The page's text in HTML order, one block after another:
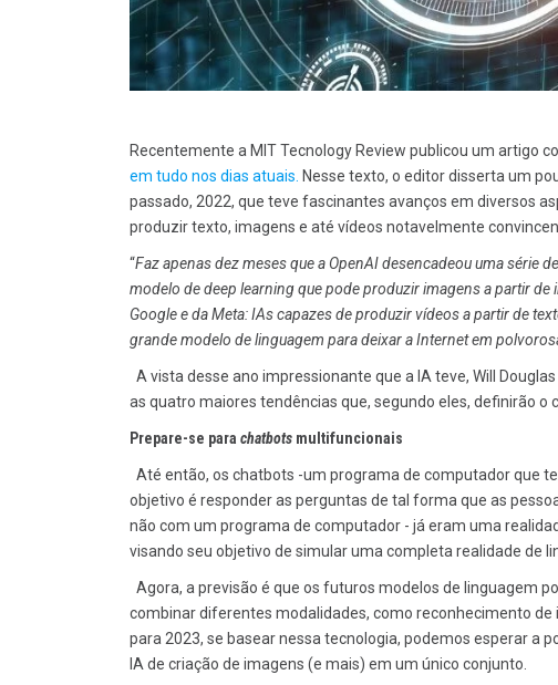
Recentemente a MIT Tecnology Review publicou um artigo
em tudo nos dias atuais. Nesse texto, o editor disserta um
passado, 2022, que teve fascinantes avanços em diversos
produzir texto, imagens e até vídeos notavelmente
“Faz apenas dez meses que a OpenAI desencadeou uma série
modelo de deep learning que pode produzir imagens a partir
Google e da Meta: IAs capazes de produzir vídeos a partir de
grande modelo de linguagem para deixar a Internet em
A vista desse ano impressionante que a IA teve, Will
as quatro maiores tendências que, segundo eles, definirão o
Prepare-se para chatbots multifuncionais
Até então, os chatbots -um programa de computador que
objetivo é responder as perguntas de tal forma que as
não com um programa de computador­ - já eram uma
visando seu objetivo de simular uma completa realidade de
Agora, a previsão é que os futuros modelos de linguagem
combinar diferentes modalidades, como reconhecimento de
para 2023, se basear nessa tecnologia, podemos esperar a
IA de criação de imagens (e mais) em um único conjunto.